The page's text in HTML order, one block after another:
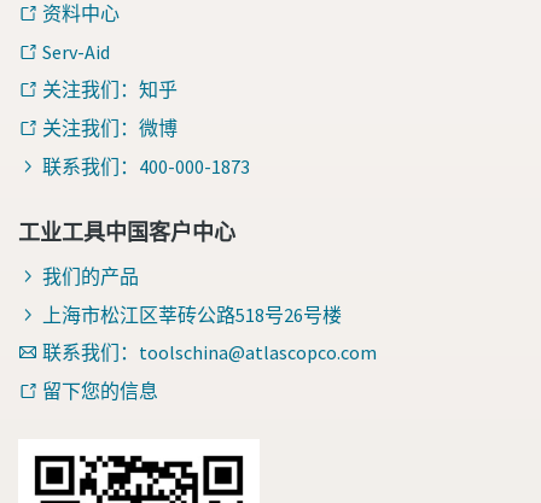
资料中心
Serv-Aid
关注我们：知乎
关注我们：微博
联系我们：400-000-1873
工业工具中国客户中心
我们的产品
上海市松江区莘砖公路518号26号楼
联系我们：toolschina@atlascopco.com
留下您的信息